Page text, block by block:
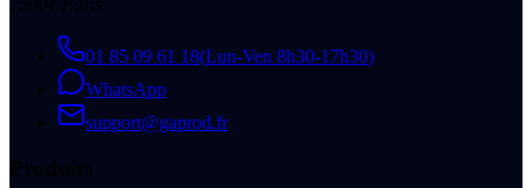
01 85 09 61 18(Lun-Ven 8h30-17h30)
WhatsApp
support@gaprod.fr